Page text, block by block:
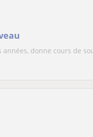
donne cours de